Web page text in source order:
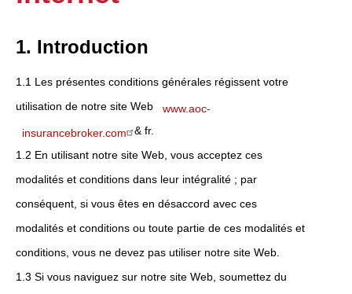
1. Introduction
1.1 Les présentes conditions générales régissent votre
utilisation de notre site Web
www.aoc-
insurancebroker.com & fr.
1.2 En utilisant notre site Web, vous acceptez ces
modalités et conditions dans leur intégralité ; par
conséquent, si vous êtes en désaccord avec ces
modalités et conditions ou toute partie de ces modalités et
conditions, vous ne devez pas utiliser notre site Web.
1.3 Si vous naviguez sur notre site Web, soumettez du